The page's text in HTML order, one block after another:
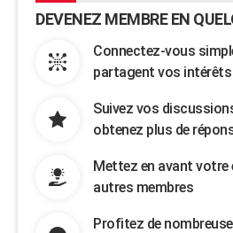
DEVENEZ MEMBRE EN
Connectez-vous
partagent vos intérêts
Suivez vos
obtenez plus de
Mettez en avant votre
autres membres
Profitez de